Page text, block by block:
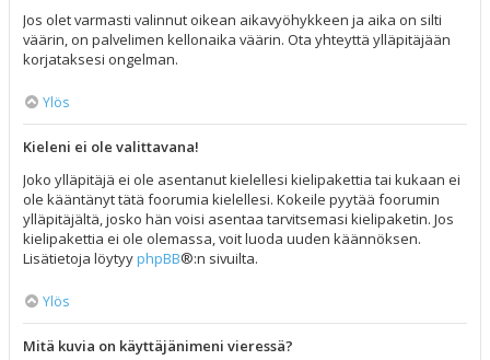
Jos olet varmasti valinnut oikean aikavyöhykkeen ja aika on silti
väärin, on palvelimen kellonaika väärin. Ota yhteyttä ylläpitäjään
korjataksesi ongelman.
Ylös
Kieleni ei ole valittavana!
Joko ylläpitäjä ei ole asentanut kielellesi kielipakettia tai kukaan ei
ole kääntänyt tätä foorumia kielellesi. Kokeile pyytää foorumin
ylläpitäjältä, josko hän voisi asentaa tarvitsemasi kielipaketin. Jos
kielipakettia ei ole olemassa, voit luoda uuden käännöksen.
Lisätietoja löytyyphpBB®:n sivuilta.
Ylös
Mitä kuvia on käyttäjänimeni vieressä?